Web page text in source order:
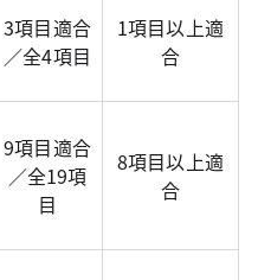
3項目適合
／全4項目
1項目以上適
合
9項目適合
／全19項
目
8項目以上適
合